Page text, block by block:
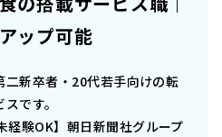
ップ可能
新卒者・20代若手向けの転
です。
経験OK】朝日新聞社グループ